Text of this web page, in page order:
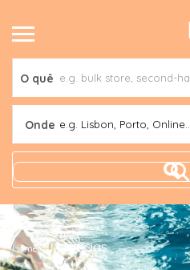
O quê
Onde e.g. Lisbon, Porto, Online..
Home Notícias